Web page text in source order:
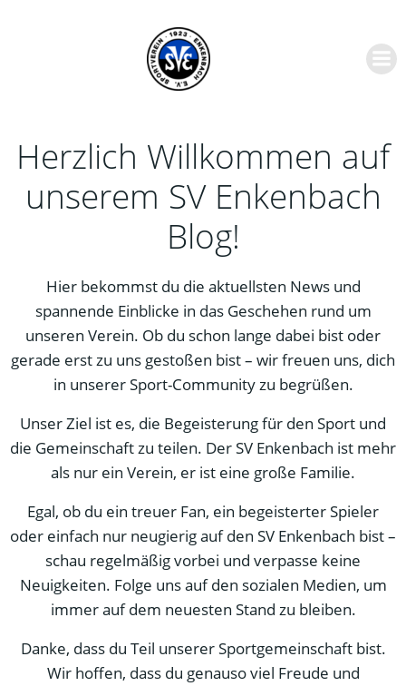
springen
Herzlich Willkommen auf
unserem SV Enkenbach
Blog!
Hier bekommst du die aktuellsten News und
spannende Einblicke in das Geschehen rund um
unseren Verein. Ob du schon lange dabei bist oder
gerade erst zu uns gestoßen bist – wir freuen uns, dich
in unserer Sport-Community zu begrüßen.
Unser Ziel ist es, die Begeisterung für den Sport und
die Gemeinschaft zu teilen. Der SV Enkenbach ist mehr
als nur ein Verein, er ist eine große Familie.
Egal, ob du ein treuer Fan, ein begeisterter Spieler
oder einfach nur neugierig auf den SV Enkenbach bist –
schau regelmäßig vorbei und verpasse keine
Neuigkeiten. Folge uns auf den sozialen Medien, um
immer auf dem neuesten Stand zu bleiben.
Danke, dass du Teil unserer Sportgemeinschaft bist.
Wir hoffen, dass du genauso viel Freude und